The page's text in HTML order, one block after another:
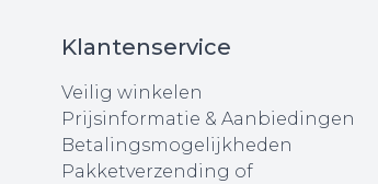
Klantenservice
Veilig winkelen
Prijsinformatie & Aanbiedingen
Betalingsmogelijkheden
Pakketverzending of